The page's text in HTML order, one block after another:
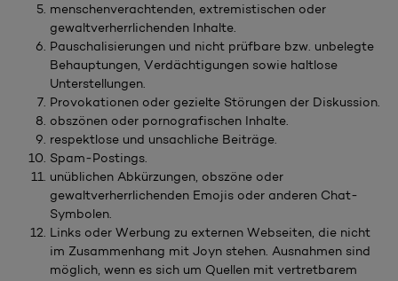
menschenverachtenden, extremistischen oder
gewaltverherrlichenden Inhalte.
Pauschalisierungen und nicht prüfbare bzw. unbelegte
Behauptungen, Verdächtigungen sowie haltlose
Unterstellungen.
Provokationen oder gezielte Störungen der Diskussion.
obszönen oder pornografischen Inhalte.
respektlose und unsachliche Beiträge.
Spam-Postings.
unüblichen Abkürzungen, obszöne oder
gewaltverherrlichenden Emojis oder anderen Chat-
Symbolen.
Links oder Werbung zu externen Webseiten, die nicht
im Zusammenhang mit Joyn stehen. Ausnahmen sind
möglich, wenn es sich um Quellen mit vertretbarem